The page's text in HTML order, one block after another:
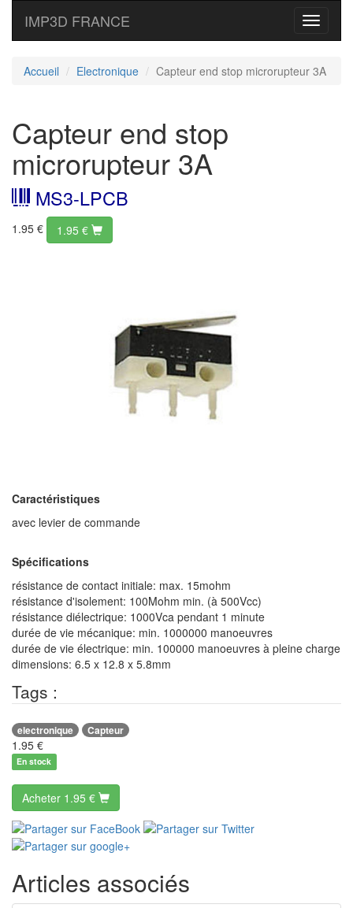
Toggle
IMP3D FRANCE
Accueil Electronique Capteur end stop microrupteur 3A
Capteur end stop
microrupteur 3A
MS3-LPCB
1.95 € 1.95 €
Caractéristiques
avec levier de commande
Spécifications
résistance de contact initiale: max. 15mohm
résistance d'isolement: 100Mohm min. (à 500Vcc)
résistance diélectrique: 1000Vca pendant 1 minute
durée de vie mécanique: min. 1000000 manoeuvres
durée de vie électrique: min. 100000 manoeuvres à pleine charge
dimensions: 6.5 x 12.8 x 5.8mm
Tags :
electronique Capteur
1.95 €
En stock
Acheter 1.95 €
Articles associés